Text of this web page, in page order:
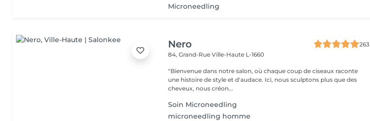
Microneedling
Nero
263
84, Grand-RueVille-Haute L-1660
"Bienvenue dans notre salon, où chaque coup de ciseaux raconte
une histoire de style et d'audace. Ici, nous sculptons plus que des
cheveux, nous créon...
Soin Microneedling
microneedling homme